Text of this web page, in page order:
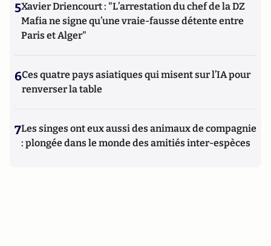
5Xavier Driencourt : "L’arrestation du chef de la DZ
Mafia ne signe qu’une vraie-fausse détente entre
Paris et Alger"
6Ces quatre pays asiatiques qui misent sur l’IA pour
renverser la table
7Les singes ont eux aussi des animaux de compagnie
: plongée dans le monde des amitiés inter-espèces